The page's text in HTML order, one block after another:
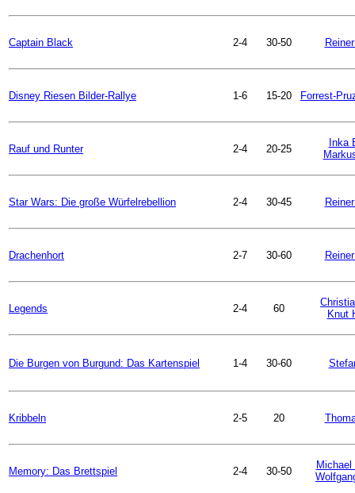
Captain Black 2-4 30-50
Disney Riesen Bilder-Rallye 1-6 15-20 Forrest-
Rauf und Runter 2-4 20-25
Inka
Star Wars: Die große Würfelrebellion 2-4 30-45
Drachenhort 2-7 30-60
Legends 2-4 60
Knut
Die Burgen von Burgund: Das Kartenspiel 1-4 30-60
Kribbeln 2-5 20
Memory: Das Brettspiel 2-4 30-50